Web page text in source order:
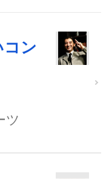
コン
ツ